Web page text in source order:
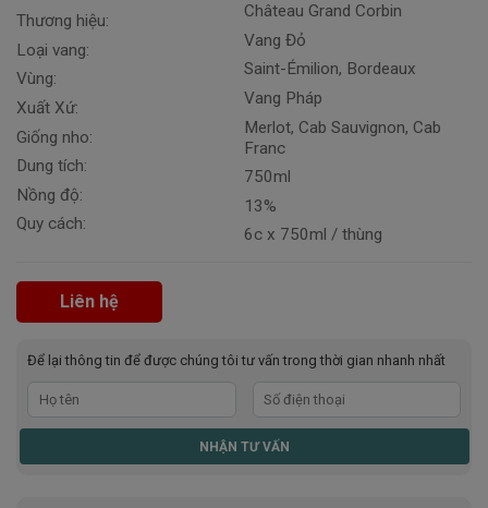
Thương hiệu:
Loại vang:
Vùng:
Xuất Xứ:
Giống nho:
Dung tích:
Nồng độ:
Quy cách:
Château Grand Corbin
Vang Đỏ
Saint-Émilion, Bordeaux
Vang Pháp
Merlot, Cab Sauvignon, Cab
Franc
750ml
13%
6c x 750ml / thùng
Liên hệ
Để lại thông tin để được chúng tôi tư vấn trong thời gian nhanh nhất